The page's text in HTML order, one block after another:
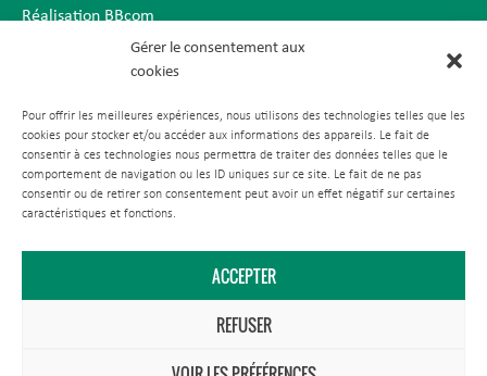
Gérer le consentement aux
cookies
Pour offrir les meilleures expériences, nous utilisons des technologies telles que les
cookies pour stocker et/ou accéder aux informations des appareils. Le fait de
consentir à ces technologies nous permettra de traiter des données telles que le
comportement de navigation ou les ID uniques sur ce site. Le fait de ne pas
consentir ou de retirer son consentement peut avoir un effet négatif sur certaines
caractéristiques et fonctions.
ACCEPTER
REFUSER
Réalisation BBcom